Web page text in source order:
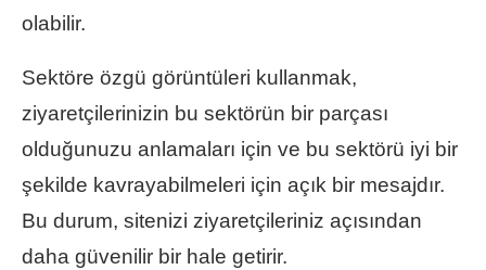
olabilir.
Sektöre özgü görüntüleri kullanmak,
ziyaretçilerinizin bu sektörün bir parçası
olduğunuzu anlamaları için ve bu sektörü iyi bir
şekilde kavrayabilmeleri için açık bir mesajdır.
Bu durum, sitenizi ziyaretçileriniz açısından
daha güvenilir bir hale getirir.